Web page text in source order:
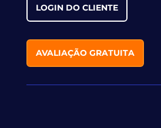
LOGIN DO CLIENTE
AVALIAÇÃO GRATUITA